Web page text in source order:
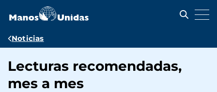
contenido
Ruta
navegación
Noticias
Lecturas recomendadas,
mes a mes